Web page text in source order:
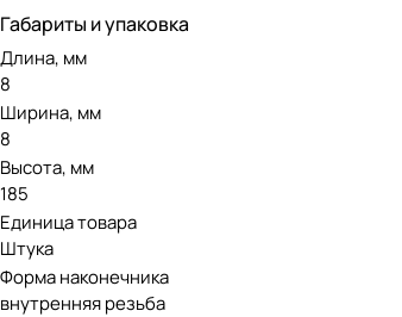
Габариты и упаковка
Длина, мм
8
Ширина, мм
8
Высота, мм
185
Единица товара
Штука
Форма наконечника
внутренняя резьба